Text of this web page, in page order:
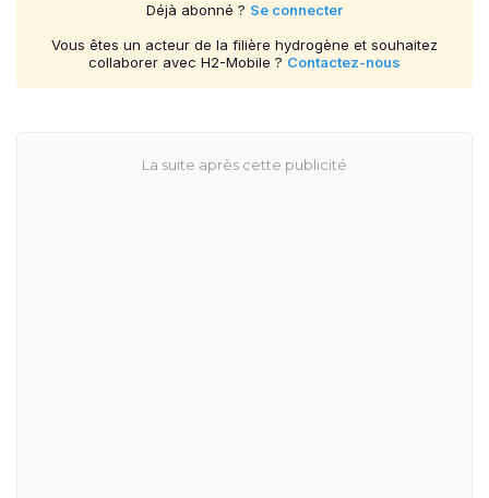
Déjà abonné ? Se connecter
Vous êtes un acteur de la filière hydrogène et souhaitez
collaborer avec H2-Mobile ? Contactez-nous